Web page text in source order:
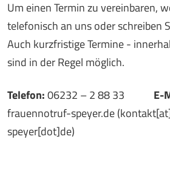
Um einen Termin zu vereinbaren,
telefonisch an uns oder schreiben
Auch kurzfristige Termine -
sind in der Regel möglich.
Telefon:06232 – 2 88 33 E-
frauennotruf-speyer.de
speyer[dot]de)